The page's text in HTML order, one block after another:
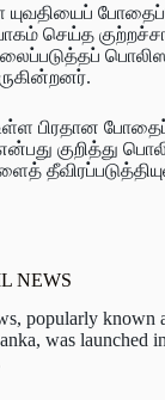
யுவதியைப்
செய்த
பிரதான
குறித்து
NEWS
popularly known
was launched